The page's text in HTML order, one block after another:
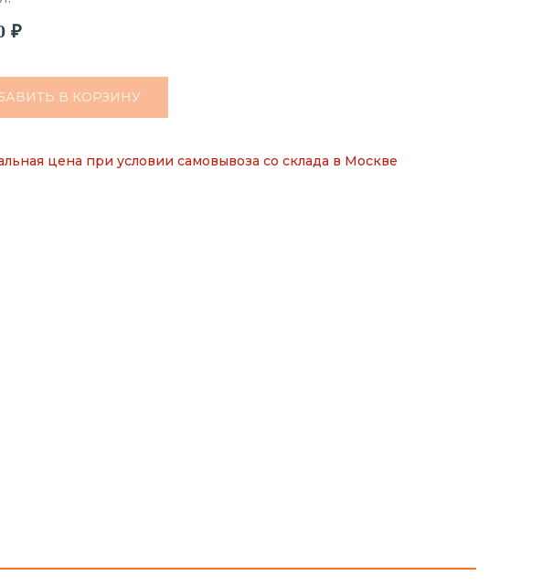
₽
В КОРЗИНУ
цена при условии самовывоза со склада в Москве